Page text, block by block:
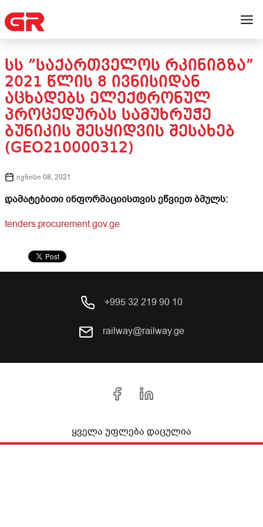
ᲡᲡ ”ᲡᲐᲥᲐᲠᲗᲕᲔᲚᲝᲡ ᲠᲙᲘᲜᲘᲒᲖᲐ”
2021 ᲬᲚᲘᲡ 8 ᲘᲕᲜᲘᲡᲘᲓᲐᲜ
ᲐᲪᲮᲐᲓᲔᲑᲡ ᲔᲚᲔᲥᲢᲠᲝᲜᲣᲚ
ᲞᲠᲝᲪᲔᲓᲣᲠᲐᲡ ᲡᲐᲛᲣᲮᲠᲣᲭᲔ
ᲑᲣᲜᲘᲙᲘᲡ ᲨᲔᲡᲧᲘᲓᲕᲘᲡ ᲨᲔᲡᲐᲮᲔᲑ
(GEO210000312)
ივნისი 08, 2021
დამატებითი ინფორმაციისთვის ეწვიეთ ბმულს:
tenders.procurement.gov.ge
+995 32 219 90 10
railway@railway.ge
ყველა უფლება დაცულია